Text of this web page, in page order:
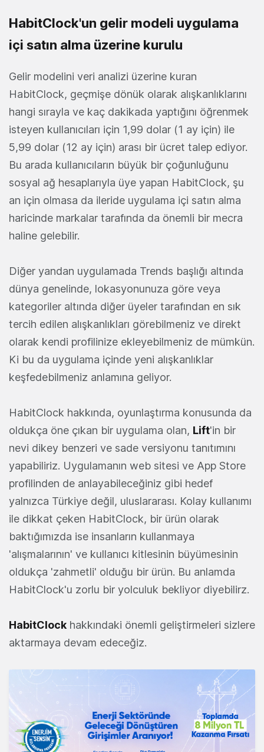
HabitClock'un gelir modeli uygulama
içi satın alma üzerine kurulu
Gelir modelini veri analizi üzerine kuran
HabitClock, geçmişe dönük olarak alışkanlıklarını
hangi sırayla ve kaç dakikada yaptığını öğrenmek
isteyen kullanıcıları için 1,99 dolar (1 ay için) ile
5,99 dolar (12 ay için) arası bir ücret talep ediyor.
Bu arada kullanıcıların büyük bir çoğunluğunu
sosyal ağ hesaplarıyla üye yapan HabitClock, şu
an için olmasa da ileride uygulama içi satın alma
haricinde markalar tarafında da önemli bir mecra
haline gelebilir.
Diğer yandan uygulamada Trends başlığı altında
dünya genelinde, lokasyonunuza göre veya
kategoriler altında diğer üyeler tarafından en sık
tercih edilen alışkanlıkları görebilmeniz ve direkt
olarak kendi profilinize ekleyebilmeniz de mümkün.
Ki bu da uygulama içinde yeni alışkanlıklar
keşfedebilmeniz anlamına geliyor.
HabitClock hakkında, oyunlaştırma konusunda da
oldukça öne çıkan bir uygulama olan, Lift'in bir
nevi dikey benzeri ve sade versiyonu tanıtımını
yapabiliriz. Uygulamanın web sitesi ve App Store
profilinden de anlayabileceğiniz gibi hedef
yalnızca Türkiye değil, uluslararası. Kolay kullanımı
ile dikkat çeken HabitClock, bir ürün olarak
baktığımızda ise insanların kullanmaya
'alışmalarının' ve kullanıcı kitlesinin büyümesinin
oldukça 'zahmetli' olduğu bir ürün. Bu anlamda
HabitClock'u zorlu bir yolculuk bekliyor diyebilirz.
HabitClock hakkındaki önemli geliştirmeleri sizlere
aktarmaya devam edeceğiz.